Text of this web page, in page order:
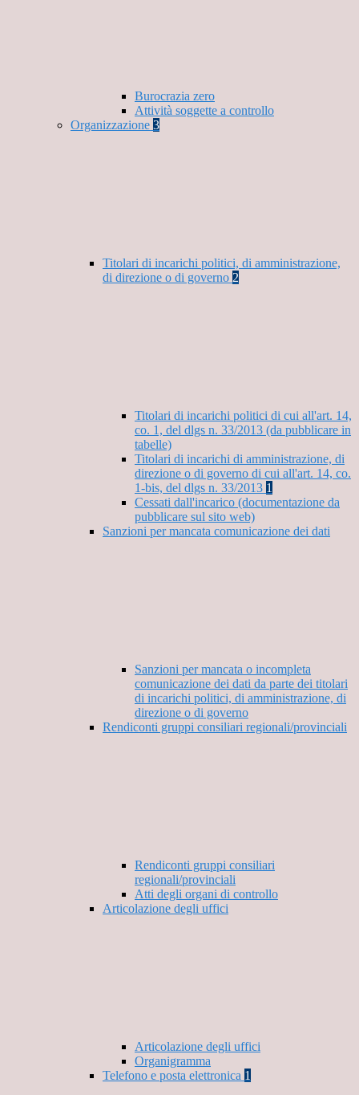
Burocrazia zero
Attività soggette a controllo
Organizzazione 3
Titolari di incarichi politici, di amministrazione,
di direzione o di governo 2
Titolari di incarichi politici di cui all'art. 14,
co. 1, del dlgs n. 33/2013 (da pubblicare in
tabelle)
Titolari di incarichi di amministrazione, di
direzione o di governo di cui all'art. 14, co.
1-bis, del dlgs n. 33/2013 1
Cessati dall'incarico (documentazione da
pubblicare sul sito web)
Sanzioni per mancata comunicazione dei dati
Sanzioni per mancata o incompleta
comunicazione dei dati da parte dei titolari
di incarichi politici, di amministrazione, di
direzione o di governo
Rendiconti gruppi consiliari regionali/provinciali
Rendiconti gruppi consiliari
regionali/provinciali
Atti degli organi di controllo
Articolazione degli uffici
Articolazione degli uffici
Organigramma
Telefono e posta elettronica 1